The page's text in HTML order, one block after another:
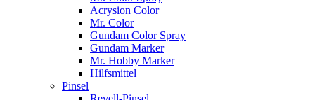
Acrysion Color
Mr. Color
Gundam Color Spray
Gundam Marker
Mr. Hobby Marker
Hilfsmittel
Pinsel